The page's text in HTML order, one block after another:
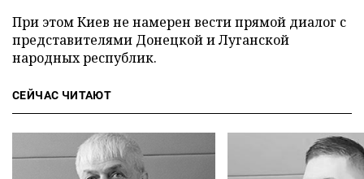
При этом Киев не намерен вести прямой диалог с
представителями Донецкой и Луганской
народных республик.
СЕЙЧАС ЧИТАЮТ